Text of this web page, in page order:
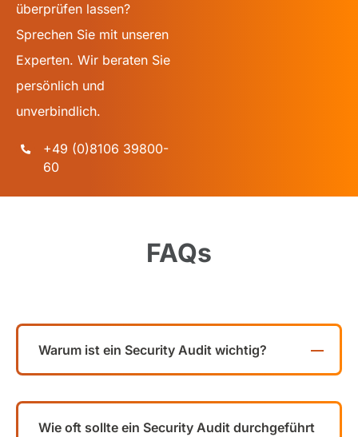
überprüfen lassen?
Sprechen Sie mit unseren
Experten. Wir beraten Sie
persönlich und
unverbindlich.
+49 (0)8106 39800-
60
FAQs
Warum ist ein Security Audit wichtig?
Wie oft sollte ein Security Audit durchgeführt